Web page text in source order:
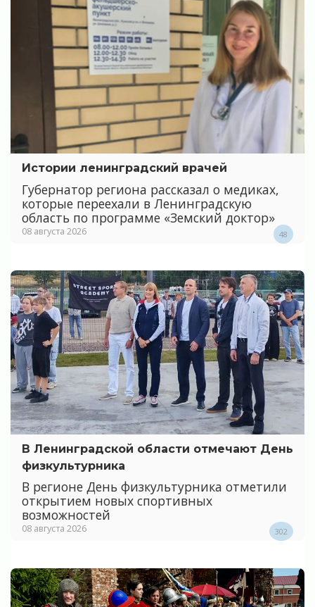
Истории ленинградский врачей
Губернатор региона рассказал о медиках,
которые переехали в Ленинградскую
область по программе «Земский доктор»
08 августа 2026 48
В Ленинградской области отмечают День
физкультурника
В регионе День физкультурника отметили
открытием новых спортивных
возможностей
08 августа 2026 302